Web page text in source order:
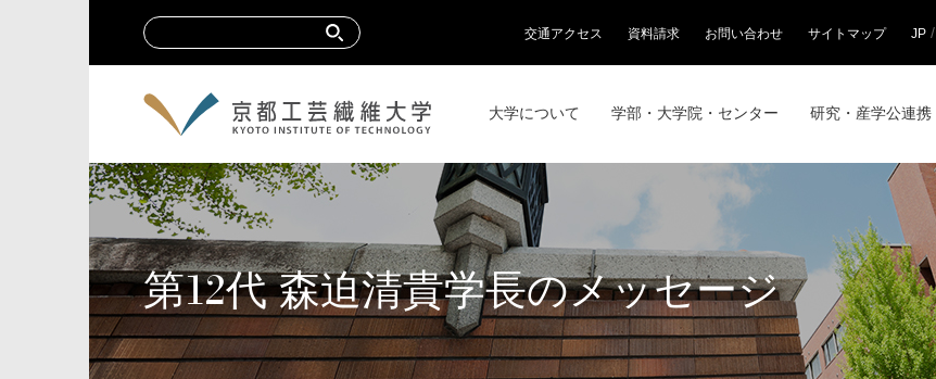
交通アクセス 資料請求 お問い合わせ サイトマップ JP /
大学について 学部・大学院・センター 研究・産学公連携
第12代 森迫清貴学長のメッセージ